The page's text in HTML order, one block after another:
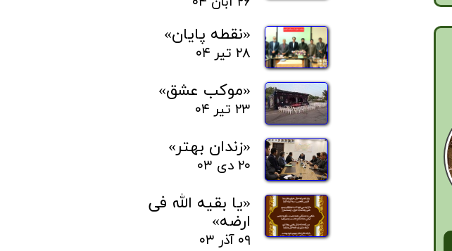
«نقطه پایان»
۲۸ تیر ۰۴
«موکب عشق»
۲۳ تیر ۰۴
«زندان بهتر»
۲۰ دی ۰۳
«یا بقیه الله فی
ارضه»
۰۹ آذر ۰۳